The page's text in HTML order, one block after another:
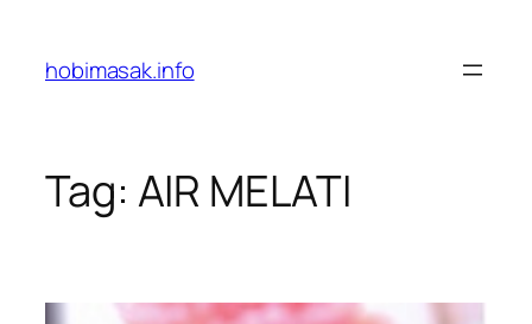
content
hobimasak.info
Tag: AIR MELATI